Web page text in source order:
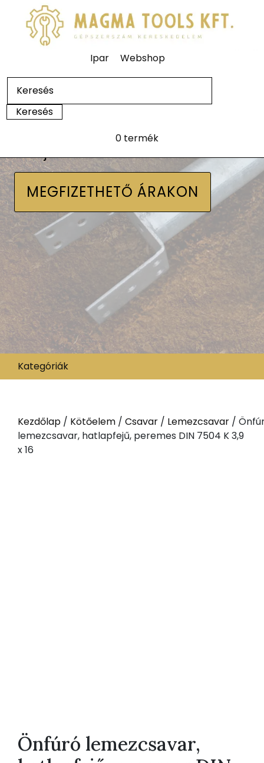
Ipar Webshop
0 termék
MEGFIZETHETŐ ÁRAKON
Kategóriák
Kezdőlap / Kötőelem / Csavar / Lemezcsavar /
lemezcsavar, hatlapfejű, peremes DIN 7504 K 3,9
x 16
Önfúró lemezcsavar,